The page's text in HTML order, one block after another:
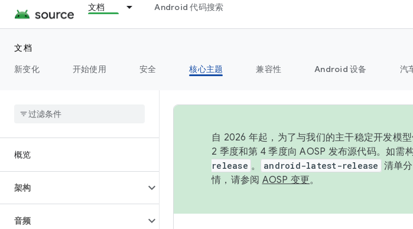
文档 Android 代码搜索
文档
新变化
开始使用 安全 核心主题 兼容性 Android 设备 汽
概览
架构
音频
自 2026 年起，为了与我们的主干稳定开发模
2 季度和第 4 季度向 AOSP 发布源代码。如需
release 。 android-latest-release 清单
情，请参阅 AOSP 变更。